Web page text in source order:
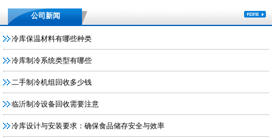
公司新闻
冷库保温材料有哪些种类
冷库制冷系统类型有哪些
二手制冷机组回收多少钱
临沂制冷设备回收需要注意
冷库设计与安装要求：确保食品储存安全与效率